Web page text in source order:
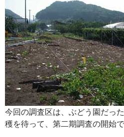
今回の調査区は、ぶどう園だっ
穫を待って、第二期調査の開始で